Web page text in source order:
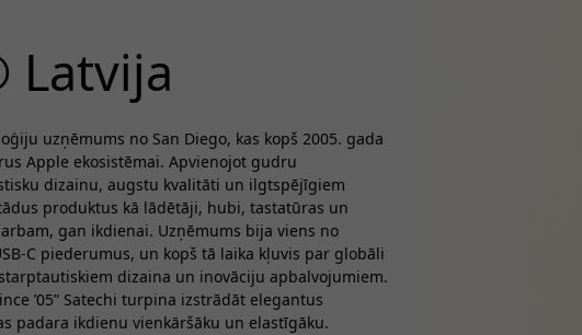
Latvija
uzņēmums no San Diego, kas kopš 2005. gada
Apple ekosistēmai. Apvienojot gudru
dizainu, augstu kvalitāti un ilgtspējīgiem
produktus kā lādētāji, hubi, tastatūras un
gan ikdienai. Uzņēmums bija viens no
C piederumus, un kopš tā laika kļuvis par globāli
dizaina un inovāciju apbalvojumiem.
’05” Satechi turpina izstrādāt elegantus
padara ikdienu vienkāršāku un elastīgāku.